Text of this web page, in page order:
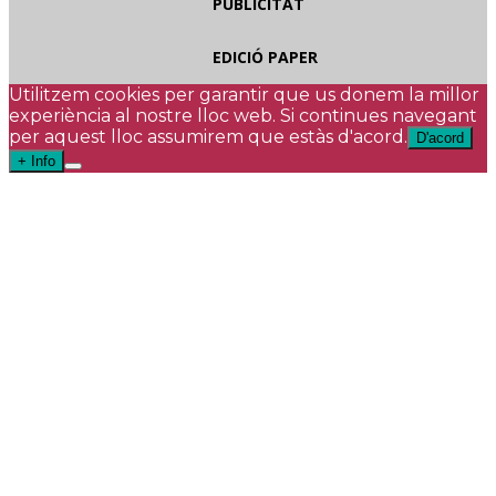
EDICIÓ PAPER
Utilitzem cookies per garantir que us donem la millor
experiència al nostre lloc web. Si continues navegant
per aquest lloc assumirem que estàs d'acord.
D'acord
+ Info